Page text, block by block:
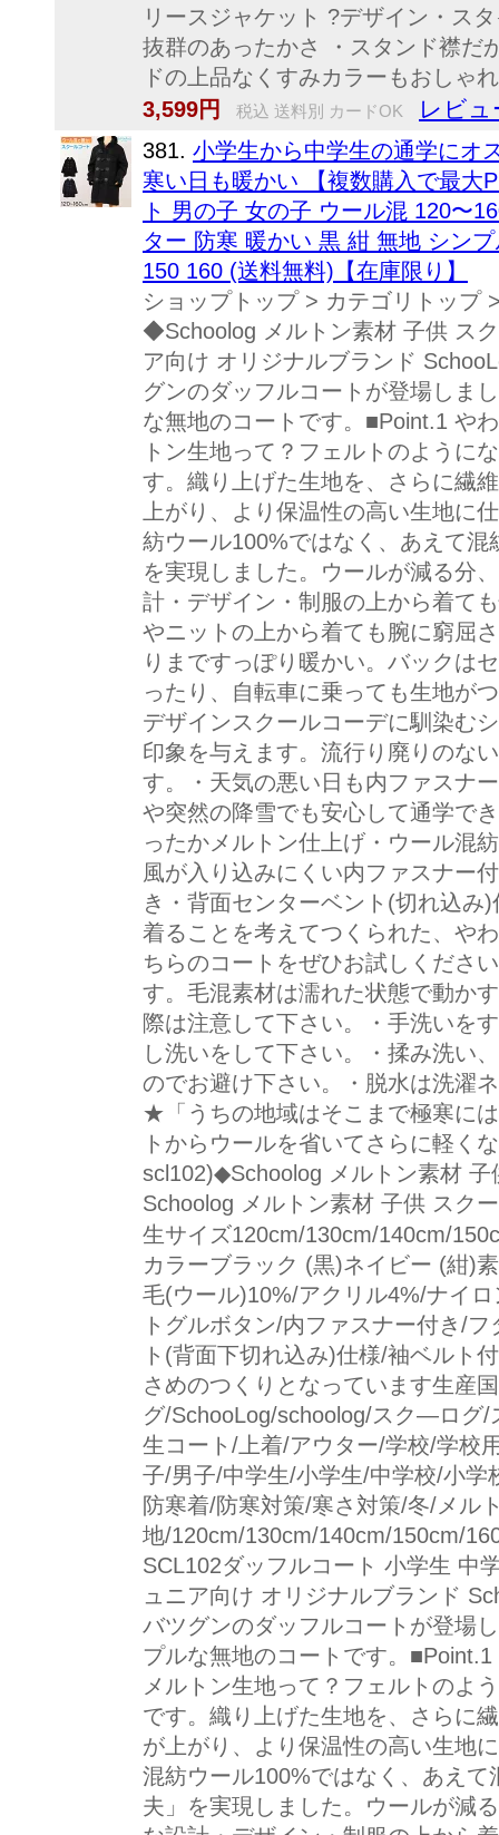
リースジャケット ?デザイン・ス
抜群のあったかさ ・スタンド襟だ
ドの上品なくすみカラーもおしゃ
3,599円
税込 送料別 カードOK レビュ
381. 小学生から中学生の通学にオ
寒い日も暖かい 【複数購入で最大
ト 男の子 女の子 ウール混 120〜
ター 防寒 暖かい 黒 紺 無地 シン
150 160 (送料無料)【在庫限り】
ショップトップ > カテゴリトップ
◆Schoolog メルトン素材 子供 ス
ア向け オリジナルブランド
グンのダッフルコートが登場しま
な無地のコートです。■Point.1 や
トン生地って？フェルトのように
す。織り上げた生地を、さらに繊
上がり、より保温性の高い生地に
紡ウール100%ではなく、あえて
を実現しました。ウールが減る分
計・デザイン・制服の上から着て
やニットの上から着ても腕に窮屈
りまですっぽり暖かい。バックは
ったり、自転車に乗っても生地が
デザインスクールコーデに馴染む
印象を与えます。流行り廃りのな
す。・天気の悪い日も内ファスナ
や突然の降雪でも安心して通学で
ったかメルトン仕上げ・ウール混
風が入り込みにくい内ファスナー
き・背面センターベント(切れ込
着ることを考えてつくられた、や
ちらのコートをぜひお試しくださ
す。毛混素材は濡れた状態で動か
際は注意して下さい。・手洗いを
し洗いをして下さい。・揉み洗い
のでお避け下さい。・脱水は洗濯
★「うちの地域はそこまで極寒に
トからウールを省いてさらに軽く
scl102)◆Schoolog メルトン素材
Schoolog メルトン素材 子供 スク
生サイズ120cm/130cm/140cm/
カラーブラック (黒)ネイビー (紺)
毛(ウール)10%/アクリル4%/ナイ
トグルボタン/内ファスナー付き/
ト(背面下切れ込み)仕様/袖ベルト
さめのつくりとなっています生産
グ/SchooLog/schoolog/スク—ログ/
生コート/上着/アウター/学校/学校
子/男子/中学生/小学生/中学校/小
防寒着/防寒対策/寒さ対策/冬/メル
地/120cm/130cm/140cm/150cm/
SCL102ダッフルコート 小学生 中
ュニア向け オリジナルブランド
バツグンのダッフルコートが登場
プルな無地のコートです。
メルトン生地って？フェルトのよ
です。織り上げた生地を、さらに
が上がり、より保温性の高い生地
混紡ウール100%ではなく、あえ
夫」を実現しました。ウールが減